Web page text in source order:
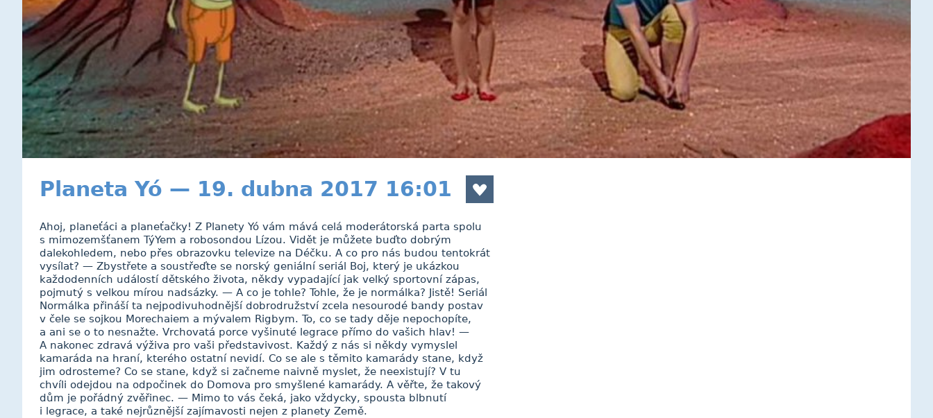
Planeta Yó — 19. dubna 2017 16:01
Ahoj, planeťáci a planeťačky! Z Planety Yó vám mává celá moderátorská parta spolu
s mimozemšťanem TýYem a robosondou Lízou. Vidět je můžete buďto dobrým
dalekohledem, nebo přes obrazovku televize na Déčku. A co pro nás budou tentokrát
vysílat? — Zbystřete a soustřeďte se norský geniální seriál Boj, který je ukázkou
každodenních událostí dětského života, někdy vypadající jak velký sportovní zápas,
pojmutý s velkou mírou nadsázky. — A co je tohle? Tohle, že je normálka? Jistě! Seriál
Normálka přináší ta nejpodivuhodnější dobrodružství zcela nesourodé bandy postav
v čele se sojkou Morechaiem a mývalem Rigbym. To, co se tady děje nepochopíte,
a ani se o to nesnažte. Vrchovatá porce vyšinuté legrace přímo do vašich hlav! —
A nakonec zdravá výživa pro vaši představivost. Každý z nás si někdy vymyslel
kamaráda na hraní, kterého ostatní nevidí. Co se ale s těmito kamarády stane, když
jim odrosteme? Co se stane, když si začneme naivně myslet, že neexistují? V tu
chvíli odejdou na odpočinek do Domova pro smyšlené kamarády. A věřte, že takový
dům je pořádný zvěřinec. — Mimo to vás čeká, jako vždycky, spousta blbnutí
i legrace, a také nejrůznější zajímavosti nejen z planety Země.